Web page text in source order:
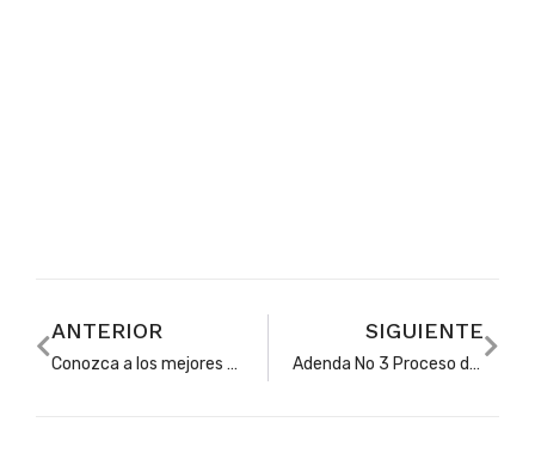
ANTERIOR
Conozca a los mejores del sector educativo en Soacha en 2023
SIGUIENTE
Adenda No 3 Proceso de conformación del banco de oferentes 2024 – 2026